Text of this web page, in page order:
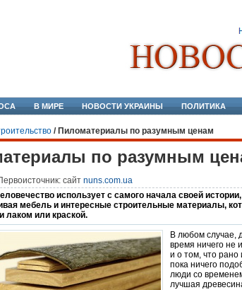
В МИРЕ НОВОСТИ УКРАИНЫ ПОЛИТИКА
/ Пиломатериалы по разумным ценам
по разумным
сайт nuns.com.ua
использует с самого начала своей
мебель и интересные строительные материалы,
лаком или краской.
В любом случае,
время ничего не
и о том, что рано
пока ничего
люди со
лучшая